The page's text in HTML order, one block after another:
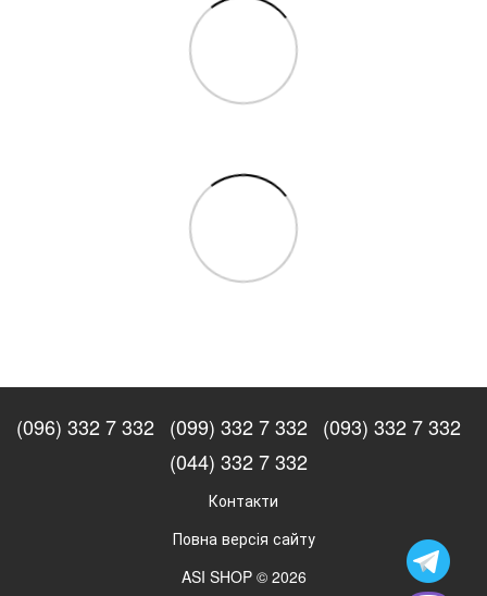
(096) 332 7 332 (099) 332 7 332 (093) 332 7 332
(044) 332 7 332
Контакти
Повна версія сайту
ASI SHOP © 2026